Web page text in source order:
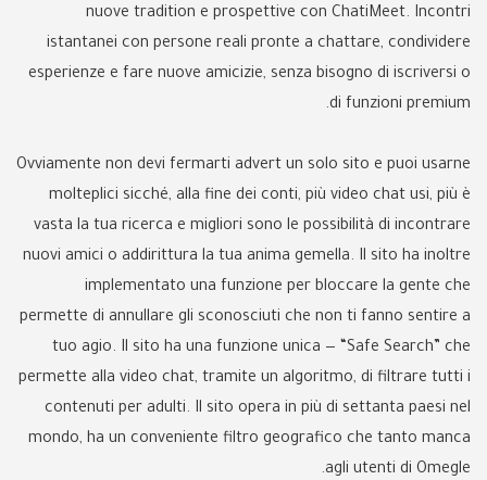
nuove tradition e prospettive con ChatiMeet. Incontri
istantanei con persone reali pronte a chattare, condividere
esperienze e fare nuove amicizie, senza bisogno di iscriversi o
di funzioni premium.
Ovviamente non devi fermarti advert un solo sito e puoi usarne
molteplici sicché, alla fine dei conti, più video chat usi, più è
vasta la tua ricerca e migliori sono le possibilità di incontrare
nuovi amici o addirittura la tua anima gemella. Il sito ha inoltre
implementato una funzione per bloccare la gente che
permette di annullare gli sconosciuti che non ti fanno sentire a
tuo agio. Il sito ha una funzione unica — “Safe Search” che
permette alla video chat, tramite un algoritmo, di filtrare tutti i
contenuti per adulti. Il sito opera in più di settanta paesi nel
mondo, ha un conveniente filtro geografico che tanto manca
agli utenti di Omegle.